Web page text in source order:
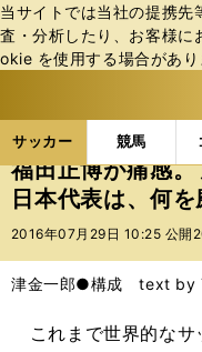
当サイトでは当社の提携先
査・分析したり、お客様に
okie を使⽤する場合があ
サッカー 競馬
ス
ポ
ル
バ
サッカーの記事一
福田正博が痛感
日本代表は、何
2016年07月29日 10:25 公開
津金一郎●構成 text by
これまで世界的なサ